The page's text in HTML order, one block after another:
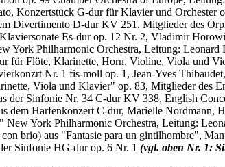
Konzertstück G-dur für Klavier und
Divertimento D-dur KV 251, Mitglieder des
Es-dur op. 12 Nr. 2, Vladimir
York Philharmonic Orchestra, Leitung: Leonard
für Flöte, Klarinette, Horn, Violine, Viola und
Nr. 1 fis-moll op. 1, Jean-Yves
Viola und Klavier" op. 83, Mitglieder des
der Sinfonie Nr. 34 C-dur KV 338, English
dem Harfenkonzert C-dur, Marielle Nordmann,
New York Philharmonic Orchestra, Leitung:
brio) aus "Fantasie para un gintilhombre",
Sinfonie HG-dur op. 6 Nr. 1 (vgl. oben Nr. 1: